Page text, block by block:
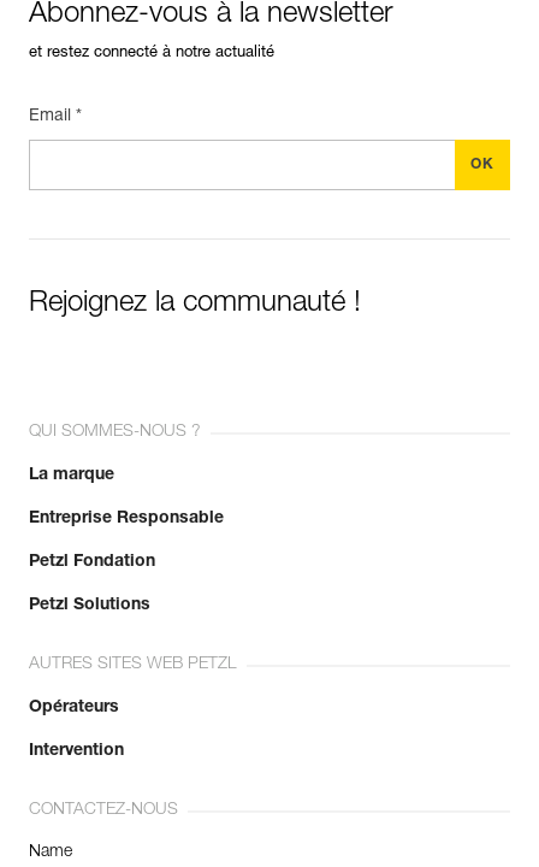
Abonnez-vous à la newsletter
et restez connecté à notre actualité
Email *
Rejoignez la communauté !
QUI SOMMES-NOUS ?
La marque
Entreprise Responsable
Petzl Fondation
Petzl Solutions
AUTRES SITES WEB PETZL
Opérateurs
Intervention
CONTACTEZ-NOUS
Name